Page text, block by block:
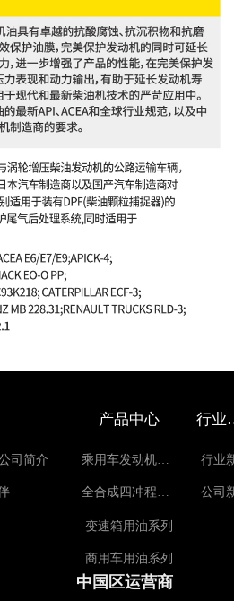
中国区运营商
司简介 乘用车发动机油系列
全合成四冲程摩托车油
产品中心
变速箱用油系列
公司
行业
商用车用油系列